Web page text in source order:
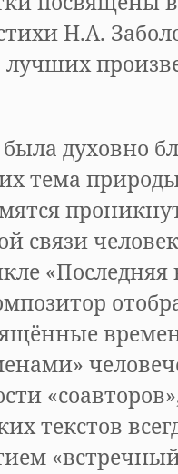
Н.А.
духовно
тема
связи
«Последняя
текстов